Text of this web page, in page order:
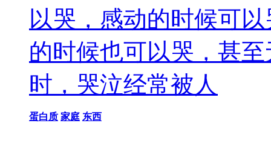
以哭，感动的时候可
的时候也可以哭，甚
时，哭泣经常被人
蛋白质 家庭 东西